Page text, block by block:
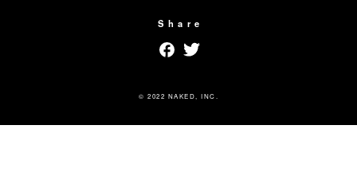
Share
© 2022 NAKED, INC.